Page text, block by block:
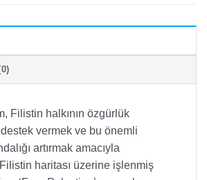
Filistin halkının özgürlük
vermek ve bu önemli
artırmak amacıyla
Filistin haritası üzerine işlenmiş